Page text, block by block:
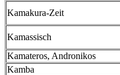
Kamakura-Zeit
Kamassisch
Kamateros, Andronikos
Kamba